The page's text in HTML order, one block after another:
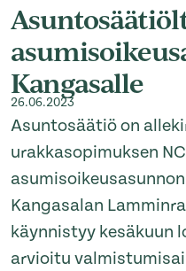
Kangasalle
26.06.2023
Asuntosäätiö on
urakkasopimuksen
Kangasalan
käynnistyy kesäkuun
arvioitu